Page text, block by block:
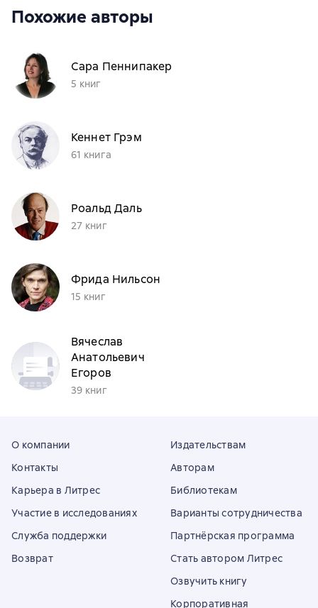
Похожие авторы
Сара Пеннипакер
5 книг
Кеннет Грэм
61 книга
Роальд Даль
27 книг
Фрида Нильсон
15 книг
Вячеслав
Анатольевич
Егоров
39 книг
О компании
Контакты
Карьера в Литрес
Участие в исследованиях
Служба поддержки
Возврат
Издательствам
Авторам
Библиотекам
Варианты сотрудничества
Партнёрская программа
Стать автором Литрес
Озвучить книгу
Корпоративная